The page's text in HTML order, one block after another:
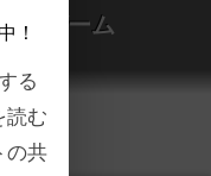
ーゲーム
！
る
読む
の共